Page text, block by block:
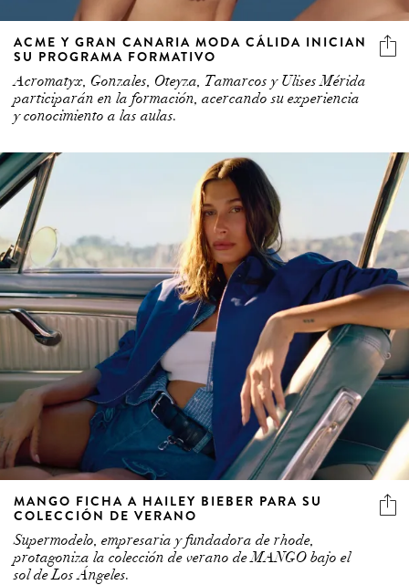
ACME Y GRAN CANARIA MODA CÁLIDA INICIAN
SU PROGRAMA FORMATIVO
Acromatyx, Gonzales, Oteyza, Tamarcos y Ulises Mérida
participarán en la formación, acercando su experiencia
y conocimiento a las aulas.
MANGO FICHA A HAILEY BIEBER PARA SU
COLECCIÓN DE VERANO
Supermodelo, empresaria y fundadora de rhode,
protagoniza la colección de verano de MANGO bajo el
sol de Los Ángeles.